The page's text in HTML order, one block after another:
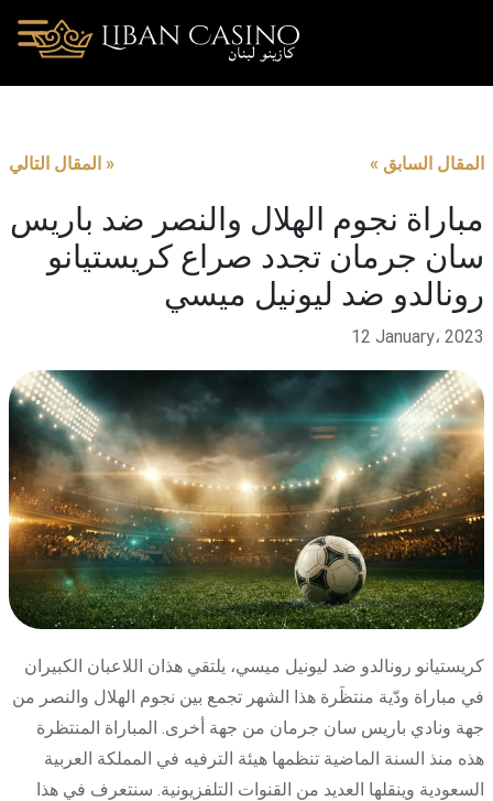
« المقال السابق المقال التالي »
مباراة نجوم الهلال والنصر ضد باريس
سان جرمان تجدد صراع كريستيانو
رونالدو ضد ليونيل ميسي
12 January، 2023
كريستيانو رونالدو ضد ليونيل ميسي، يلتقي هذان اللاعبان الكبيران
في مباراة ودّية منتظَرة هذا الشهر تجمع بين نجوم الهلال والنصر من
جهة ونادي باريس سان جرمان من جهة أخرى. المباراة المنتظرة
هذه منذ السنة الماضية تنظمها هيئة الترفيه في المملكة العربية
السعودية وينقلها العديد من القنوات التلفزيونية. سنتعرف في هذا